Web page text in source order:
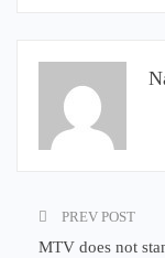
PREV POST
MTV does not